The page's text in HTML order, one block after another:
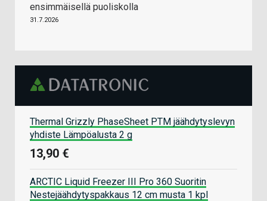
ensimmäisellä puoliskolla
31.7.2026
Thermal Grizzly PhaseSheet PTM jäähdytyslevyn
yhdiste Lämpöalusta 2 g
13,90 €
ARCTIC Liquid Freezer III Pro 360 Suoritin
Nestejäähdytyspakkaus 12 cm musta 1 kpl